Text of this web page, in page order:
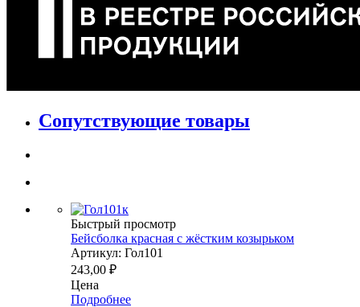
Сопутствующие товары
Быстрый просмотр
Бейсболка красная с жёстким козырьком
Артикул: Гол101
243,00 ₽
Цена
Подробнее